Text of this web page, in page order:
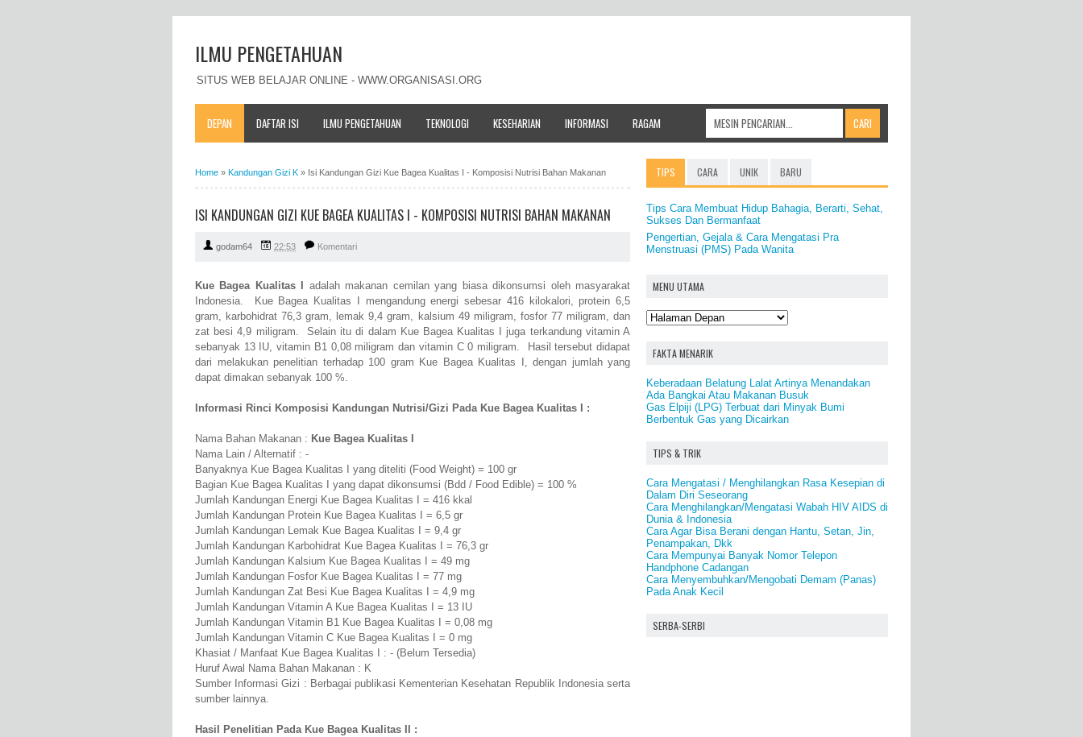
ILMU PENGETAHUAN
SITUS WEB BELAJAR ONLINE - WWW.ORGANISASI.ORG
DEPAN DAFTAR ISI ILMU PENGETAHUAN TEKNOLOGI KESEHARIAN INFORMASI RAGAM
Home » Kandungan Gizi K » Isi Kandungan Gizi Kue Bagea Kualitas I - Komposisi Nutrisi Bahan Makanan
ISI KANDUNGAN GIZI KUE BAGEA KUALITAS I - KOMPOSISI NUTRISI BAHAN MAKANAN
godam64 22:53 Komentari
Kue Bagea Kualitas I
adalah makanan cemilan yang biasa dikonsumsi oleh masyarakat
Indonesia. Kue Bagea Kualitas I mengandung energi sebesar 416 kilokalori, protein 6,5
gram, karbohidrat 76,3 gram, lemak 9,4 gram, kalsium 49 miligram, fosfor 77 miligram, dan
zat besi 4,9 miligram. Selain itu di dalam Kue Bagea Kualitas I juga terkandung vitamin A
sebanyak 13 IU, vitamin B1 0,08 miligram dan vitamin C 0 miligram. Hasil tersebut didapat
dari melakukan penelitian terhadap 100 gram Kue Bagea Kualitas I, dengan jumlah yang
dapat dimakan sebanyak 100 %.
Informasi Rinci Komposisi Kandungan Nutrisi/Gizi Pada Kue Bagea Kualitas I :
Nama Bahan Makanan : Kue Bagea Kualitas I
Nama Lain / Alternatif : -
Banyaknya Kue Bagea Kualitas I yang diteliti (Food Weight) = 100 gr
Bagian Kue Bagea Kualitas I yang dapat dikonsumsi (Bdd / Food Edible) = 100 %
Jumlah Kandungan Energi Kue Bagea Kualitas I = 416 kkal
Jumlah Kandungan Protein Kue Bagea Kualitas I = 6,5 gr
Jumlah Kandungan Lemak Kue Bagea Kualitas I = 9,4 gr
Jumlah Kandungan Karbohidrat Kue Bagea Kualitas I = 76,3 gr
Jumlah Kandungan Kalsium Kue Bagea Kualitas I = 49 mg
Jumlah Kandungan Fosfor Kue Bagea Kualitas I = 77 mg
Jumlah Kandungan Zat Besi Kue Bagea Kualitas I = 4,9 mg
Jumlah Kandungan Vitamin A Kue Bagea Kualitas I = 13 IU
Jumlah Kandungan Vitamin B1 Kue Bagea Kualitas I = 0,08 mg
Jumlah Kandungan Vitamin C Kue Bagea Kualitas I = 0 mg
Khasiat / Manfaat Kue Bagea Kualitas I : - (Belum Tersedia)
Huruf Awal Nama Bahan Makanan : K
Sumber Informasi Gizi : Berbagai publikasi Kementerian Kesehatan Republik Indonesia serta
sumber lainnya.
Hasil Penelitian Pada Kue Bagea Kualitas II :
TIPS CARA UNIK BARU
Tips Cara Membuat Hidup Bahagia, Berarti, Sehat,
Sukses Dan Bermanfaat
Pengertian, Gejala & Cara Mengatasi Pra
Menstruasi (PMS) Pada Wanita
MENU UTAMA
FAKTA MENARIK
Keberadaan Belatung Lalat Artinya Menandakan
Ada Bangkai Atau Makanan Busuk
Gas Elpiji (LPG) Terbuat dari Minyak Bumi
Berbentuk Gas yang Dicairkan
TIPS & TRIK
Cara Mengatasi / Menghilangkan Rasa Kesepian di
Dalam Diri Seseorang
Cara Menghilangkan/Mengatasi Wabah HIV AIDS di
Dunia & Indonesia
Cara Agar Bisa Berani dengan Hantu, Setan, Jin,
Penampakan, Dkk
Cara Mempunyai Banyak Nomor Telepon
Handphone Cadangan
Cara Menyembuhkan/Mengobati Demam (Panas)
Pada Anak Kecil
SERBA-SERBI